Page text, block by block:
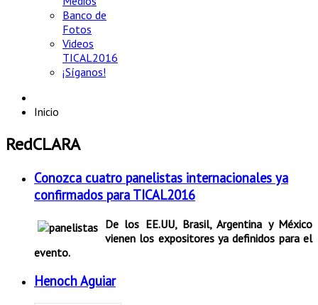
Banco de
Fotos
Videos
TICAL2016
¡Síganos!
Inicio
RedCLARA
Conozca cuatro panelistas internacionales ya
confirmados para TICAL2016
De los EE.UU, Brasil, Argentina y México
vienen los expositores ya definidos para el
evento.
Henoch Aguiar